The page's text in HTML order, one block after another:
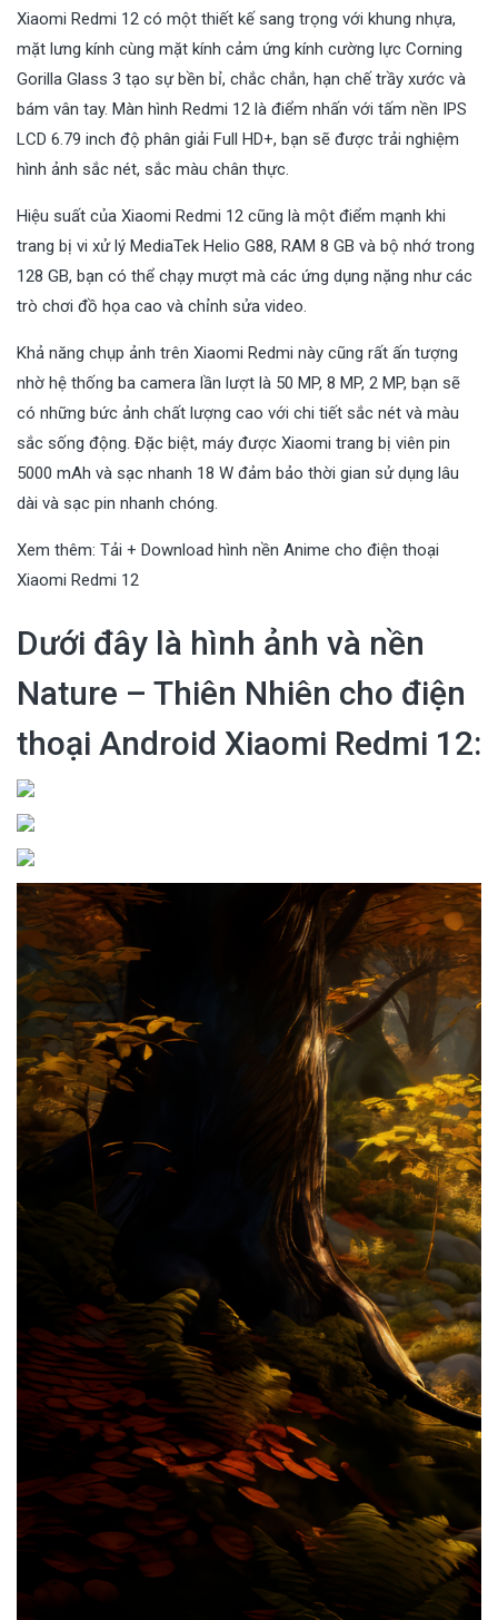
Xiaomi Redmi 12 có một thiết kế sang trọng với khung nhựa,
mặt lưng kính cùng mặt kính cảm ứng kính cường lực Corning
Gorilla Glass 3 tạo sự bền bỉ, chắc chắn, hạn chế trầy xước và
bám vân tay. Màn hình Redmi 12 là điểm nhấn với tấm nền IPS
LCD 6.79 inch độ phân giải Full HD+, bạn sẽ được trải nghiệm
hình ảnh sắc nét, sắc màu chân thực.
Hiệu suất của Xiaomi Redmi 12 cũng là một điểm mạnh khi
trang bị vi xử lý MediaTek Helio G88, RAM 8 GB và bộ nhớ trong
128 GB, bạn có thể chạy mượt mà các ứng dụng nặng như các
trò chơi đồ họa cao và chỉnh sửa video.
Khả năng chụp ảnh trên Xiaomi Redmi này cũng rất ấn tượng
nhờ hệ thống ba camera lần lượt là 50 MP, 8 MP, 2 MP, bạn sẽ
có những bức ảnh chất lượng cao với chi tiết sắc nét và màu
sắc sống động. Đặc biệt, máy được Xiaomi trang bị viên pin
5000 mAh và sạc nhanh 18 W đảm bảo thời gian sử dụng lâu
dài và sạc pin nhanh chóng.
Xem thêm: Tải + Download hình nền Anime cho điện thoại
Xiaomi Redmi 12
Dưới đây là hình ảnh và nền
Nature – Thiên Nhiên cho điện
thoại Android Xiaomi Redmi 12: